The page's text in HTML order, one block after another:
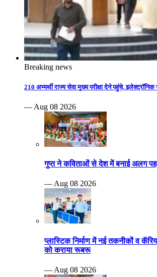
Breaking news
210 अभ्यर्थी राज्य सेवा मुख्य परीक्षा देने पहुंचे, इलेक्ट्रॉनिक
— Aug 08 2026
गुप्त ने कविताओं से देश में बनाई अलग
— Aug 08 2026
प्लास्टिक निर्माण में नई तकनीकों व
को कराया रूबरू
— Aug 08 2026